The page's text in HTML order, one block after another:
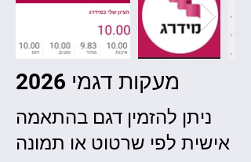
מעקות דגמי 2026
ניתן להזמין דגם בהתאמה